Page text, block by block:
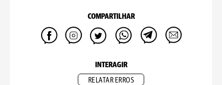
COMPARTILHAR
INTERAGIR
RELATAR ERROS